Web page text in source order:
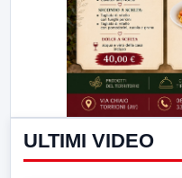
ULTIMI VIDEO